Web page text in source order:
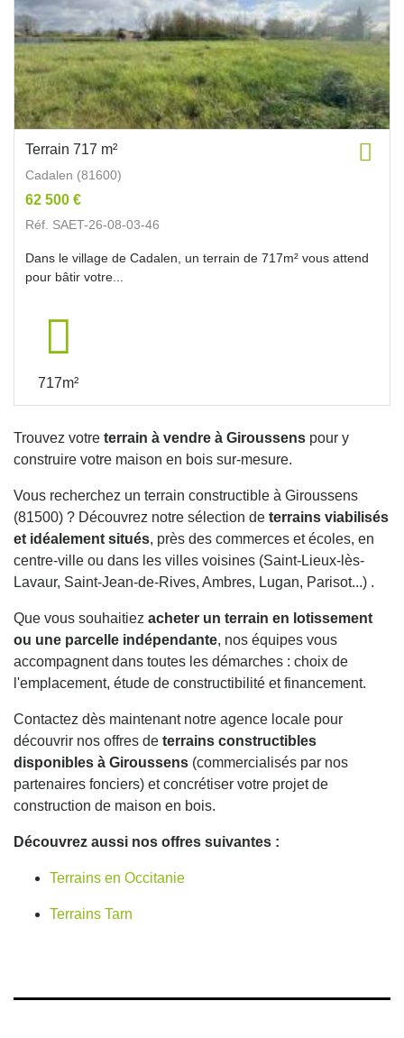
Terrain 717 m²
Cadalen (81600)
62 500 €
Réf. SAET-26-08-03-46
Dans le village de Cadalen, un terrain de 717m² vous attend
pour bâtir votre...
717m²
Trouvez votre terrain à vendre à Giroussens pour y
construire votre maison en bois sur-mesure.
Vous recherchez un terrain constructible à Giroussens
(81500) ? Découvrez notre sélection de terrains viabilisés
et idéalement situés, près des commerces et écoles, en
centre-ville ou dans les villes voisines (Saint-Lieux-lès-
Lavaur, Saint-Jean-de-Rives, Ambres, Lugan, Parisot...) .
Que vous souhaitiez acheter un terrain en lotissement
ou une parcelle indépendante, nos équipes vous
accompagnent dans toutes les démarches : choix de
l'emplacement, étude de constructibilité et financement.
Contactez dès maintenant notre agence locale pour
découvrir nos offres de terrains constructibles
disponibles à Giroussens (commercialisés par nos
partenaires fonciers) et concrétiser votre projet de
construction de maison en bois.
Découvrez aussi nos offres suivantes :
Terrains en Occitanie
Terrains Tarn